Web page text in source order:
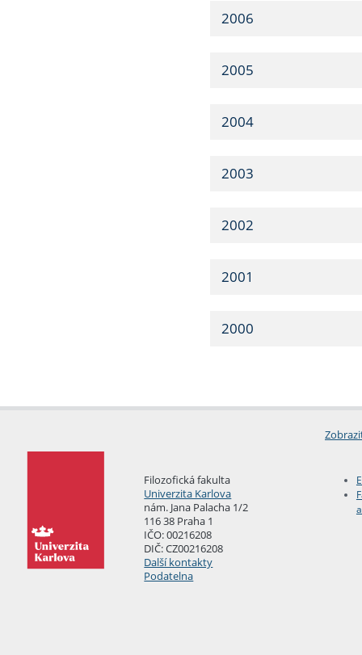
2006
2005
2004
2003
2002
2001
2000
Filozofická fakulta
Univerzita Karlova
nám. Jana Palacha 1/2
116 38 Praha 1
IČO: 00216208
DIČ: CZ00216208
Další kontakty
Podatelna